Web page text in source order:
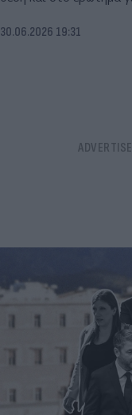
30.06.2026 19:31